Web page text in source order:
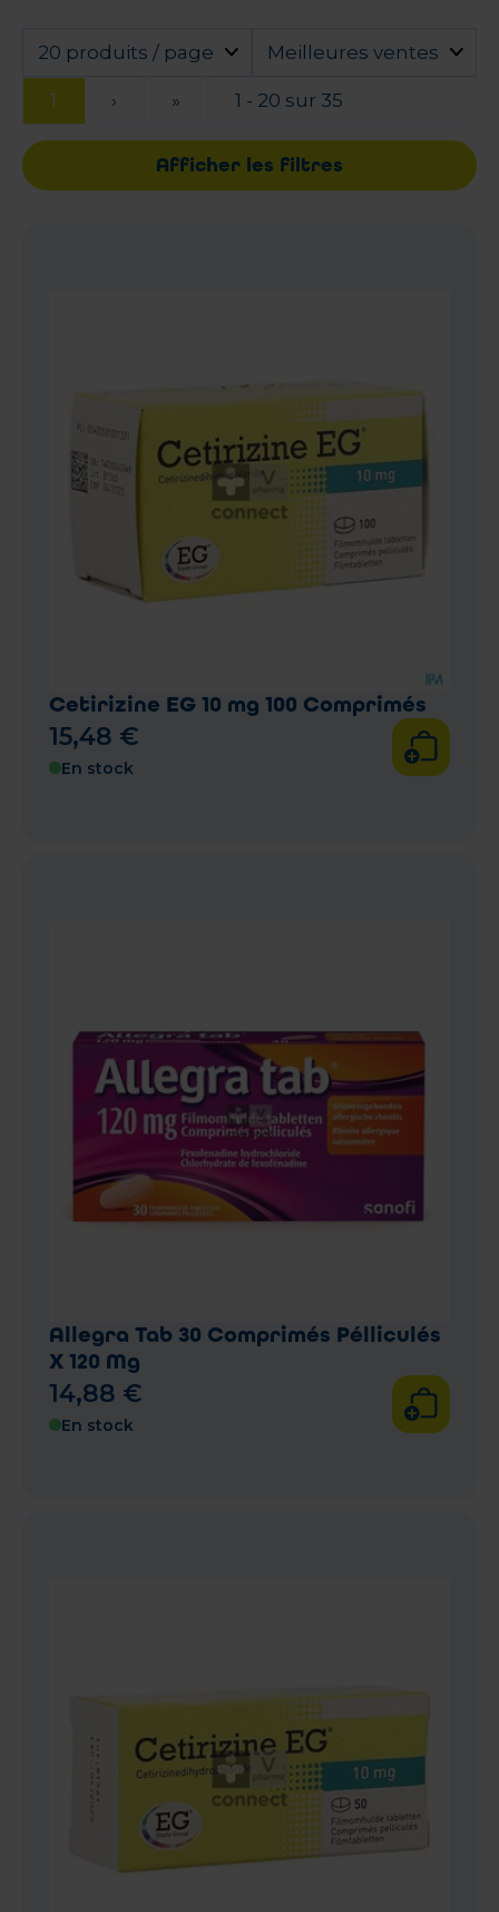
20 produits / page Meilleures ventes
1 › » 1 - 20 sur 35
Afficher les filtres
Cetirizine EG 10 mg 100 Comprimés
15,48 €
En stock
Allegra Tab 30 Comprimés Pélliculés
X 120 Mg
14,88 €
En stock